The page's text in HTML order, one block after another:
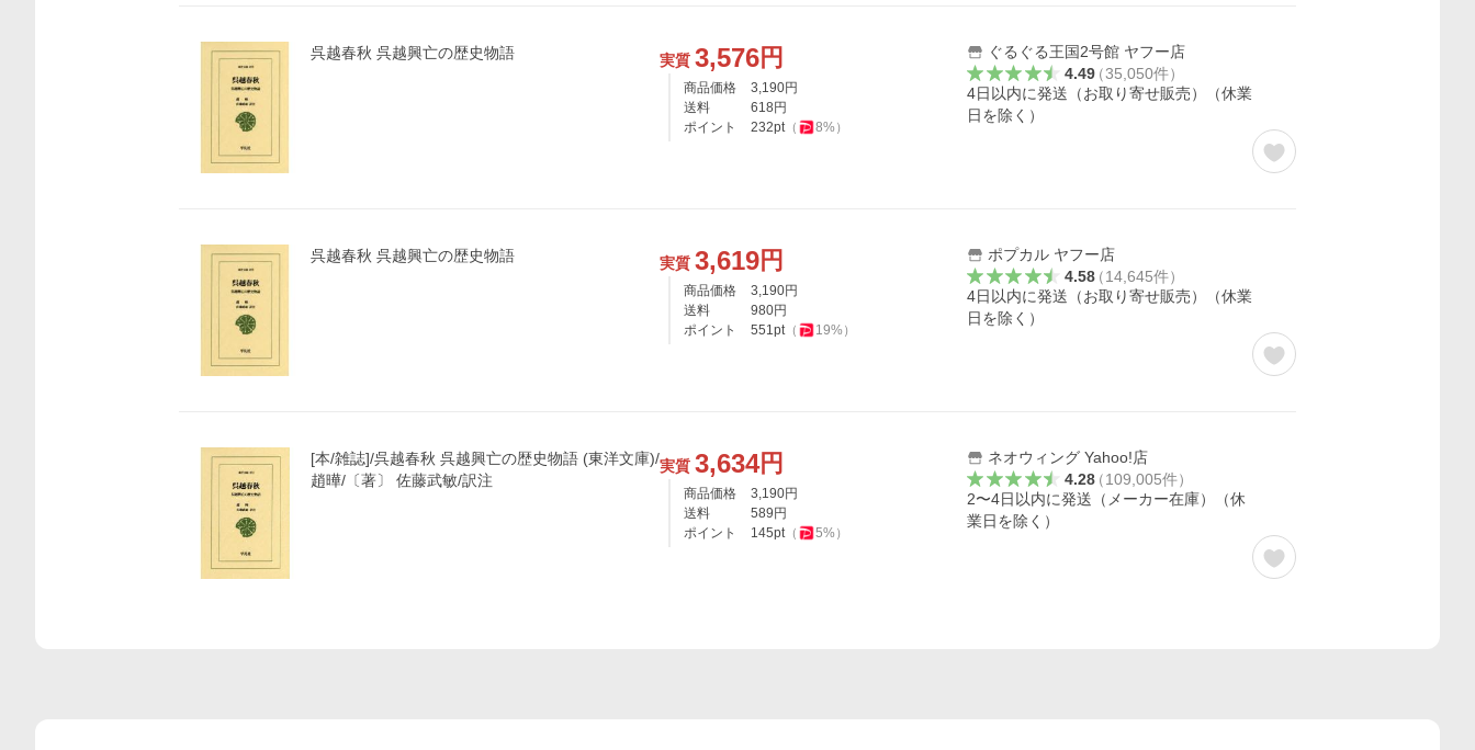
呉越春秋 呉越興亡の歴史物語 実質 3,576円
商品価格 3,190円
送料
618 円
ポイント
232pt（ 8%）
ぐるぐる王国2号館 ヤフー店
4.49（35,050件）
4日以内に発送（お取り寄せ販売）（休業
日を除く）
呉越春秋 呉越興亡の歴史物語 実質 3,619円
商品価格 3,190円
送料
980円
ポイント
551pt（ 19%）
ポプカル ヤフー店
4.58（14,645件）
4日以内に発送（お取り寄せ販売）（休業
日を除く）
[本/雑誌]/呉越春秋 呉越興亡の歴史物語 (東洋文庫)/
趙曄/〔著〕 佐藤武敏/訳注
実質 3,634円
商品価格 3,190円
送料
589 円
ポイント
145pt（ 5%）
ネオウィング Yahoo!店
4.28（109,005件）
2〜4日以内に発送（メーカー在庫）（休
業日を除く）